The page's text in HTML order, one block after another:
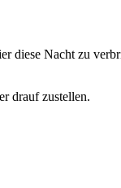
diese Nacht zu
drauf zustellen.